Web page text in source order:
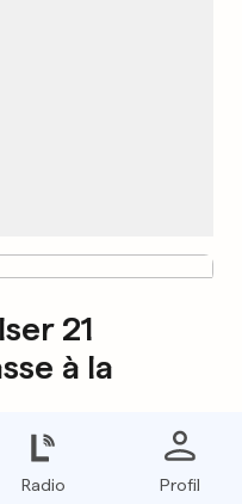
21
à la
Radio Profil